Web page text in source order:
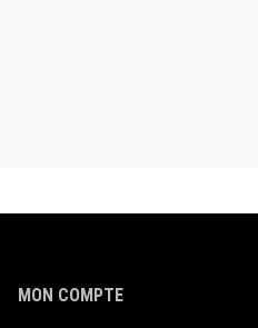
MON COMPTE